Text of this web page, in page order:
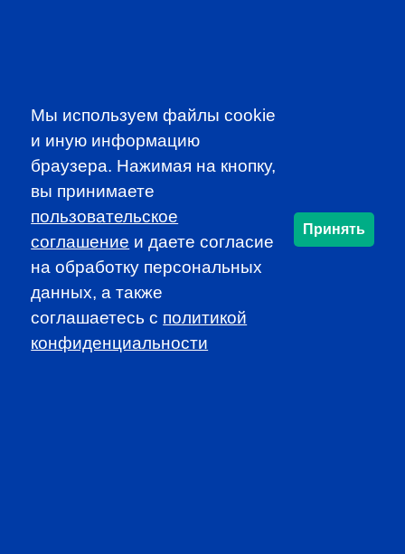
PROFESSIONAL
EVENTS
Мы используем файлы cookie
и иную информацию
браузера. Нажимая на кнопку,
вы принимаете
пользовательское
соглашение и даете согласие
на обработку персональных
данных, а также
соглашаетесь c политикой
конфиденциальности
Принять